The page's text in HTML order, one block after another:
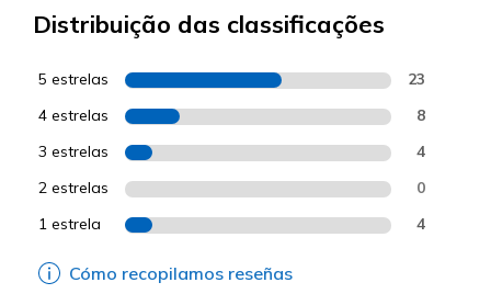
Distribuição das classificações
5 estrelas 23
4 estrelas 8
3 estrelas 4
2 estrelas 0
1 estrela 4
Cómo recopilamos reseñas